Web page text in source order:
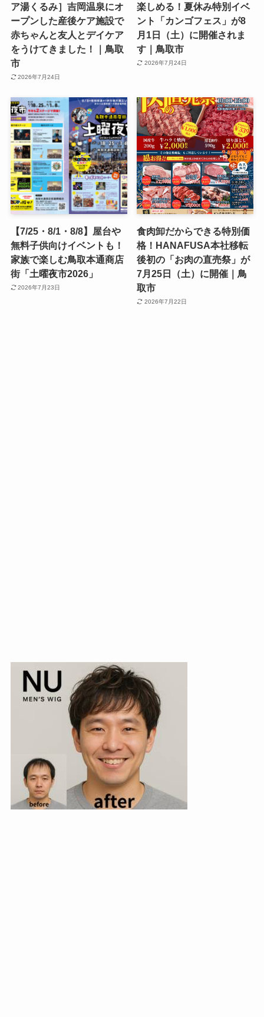
ア湯くるみ］吉岡温泉にオ
ープンした産後ケア施設で
赤ちゃんと友人とデイケア
をうけてきました！｜鳥取
市
2026年7月24日
楽しめる！夏休み特別イベ
ント「カンゴフェス」が8
月1日（土）に開催されま
す｜鳥取市
2026年7月24日
【7/25・8/1・8/8】屋台や
無料子供向けイベントも！
家族で楽しむ鳥取本通商店
街「土曜夜市2026」
2026年7月23日
食肉卸だからできる特別価
格！HANAFUSA本社移転
後初の「お肉の直売祭」が
7月25日（土）に開催｜鳥
取市
2026年7月22日